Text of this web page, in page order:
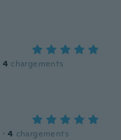
4 chargements
· 4 chargements